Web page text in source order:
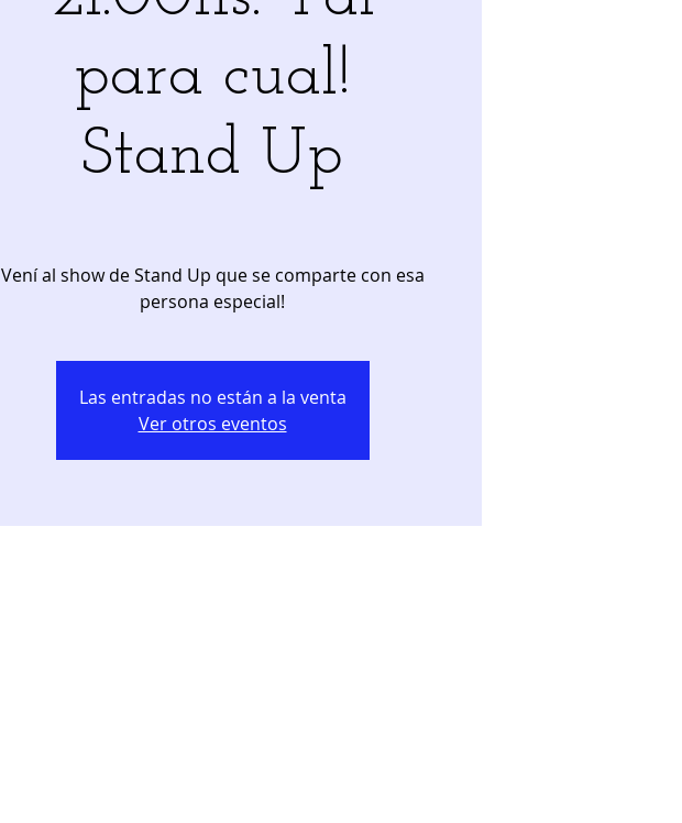
para cual!
Stand Up
Vení al show de Stand Up que se comparte con esa
persona especial!
Las entradas no están a la venta
Ver otros eventos